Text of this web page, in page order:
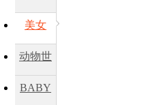
美女
动物世
BABY